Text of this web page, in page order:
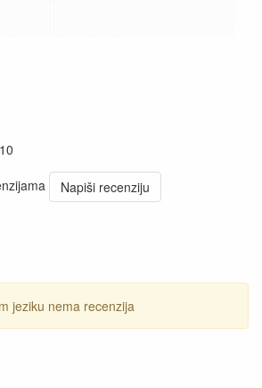
Napiši recenziju
jeziku nema recenzija